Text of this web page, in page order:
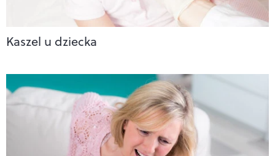
Kaszel u dziecka